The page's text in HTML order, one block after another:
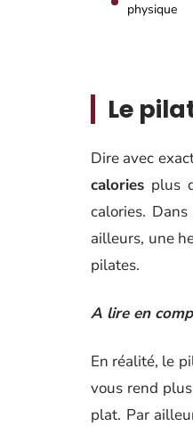
physique
Le
Dire avec
calories plus
calories.
ailleurs, une
pilates.
A lire en
En réalité, le
vous rend
plat. Par